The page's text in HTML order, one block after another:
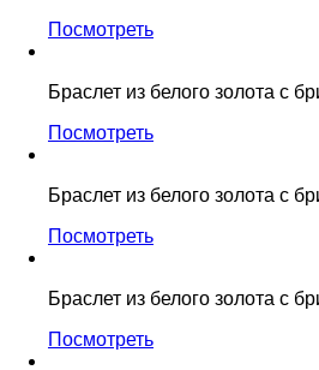
Посмотреть
Браслет из белого золота с
Посмотреть
Браслет из белого золота с
Посмотреть
Браслет из белого золота с
Посмотреть